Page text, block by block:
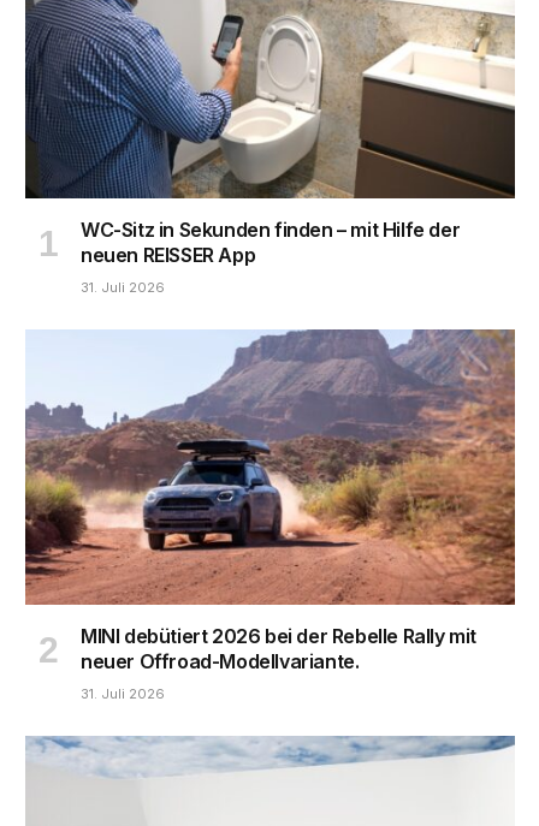
WC-Sitz in Sekunden finden – mit Hilfe der
neuen REISSER App
31. Juli 2026
MINI debütiert 2026 bei der Rebelle Rally mit
neuer Offroad-Modellvariante.
31. Juli 2026